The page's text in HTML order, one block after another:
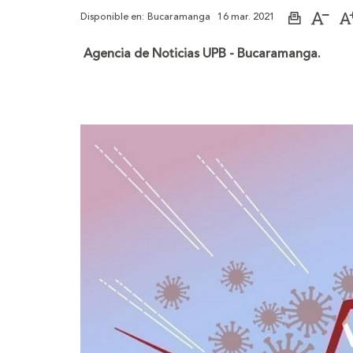
Disponible en: Bucaramanga 16 mar. 2021
Imprimir
Agencia de Noticias UPB - Bucaramanga.